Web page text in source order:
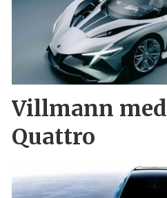
Villmann
Quattro